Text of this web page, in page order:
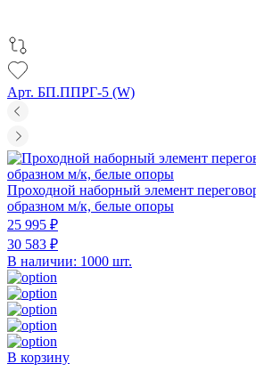
Арт. БП.ППРГ-5 (W)
Проходной наборный элемент
образном м/к, белые опоры
25 995 ₽
30 583 ₽
В наличии: 1000 шт.
В корзину